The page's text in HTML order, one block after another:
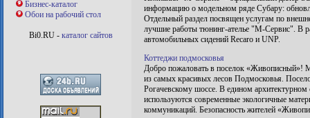
Бизнес-каталог
Обои на рабочий стол
Bi0.RU - каталог сайтов
информацию о модельном ряде Субару:
Отдельный раздел посвящен услугам по
лучшие работы тюнинг-ателье "М-Сервис". В
автомобильных сидений Recaro и UNP.
Коттеджи подмосковья
Добро пожаловать в поселок «Живописный»!
из самых красивых лесов Подмосковья.
Рогачевскому шоссе. В едином
используются современные экологичные
коммуникаций. Безопасность жителей